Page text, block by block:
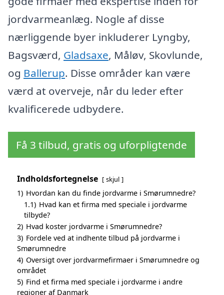
jordvarmeanlæg. Nogle af disse
nærliggende byer inkluderer Lyngby,
Bagsværd, Gladsaxe, Måløv, Skovlunde,
og Ballerup. Disse områder kan være
værd at overveje, når du leder efter
kvalificerede udbydere.
Få 3 tilbud, gratis og uforpligtende
Indholdsfortegnelse skjul
1) Hvordan kan du finde jordvarme i Smørumnedre?
1.1) Hvad kan et firma med speciale i jordvarme
tilbyde?
2) Hvad koster jordvarme i Smørumnedre?
3) Fordele ved at indhente tilbud på jordvarme i
Smørumnedre
4) Oversigt over jordvarmefirmaer i Smørumnedre og
området
5) Find et firma med speciale i jordvarme i andre
regioner af Danmark